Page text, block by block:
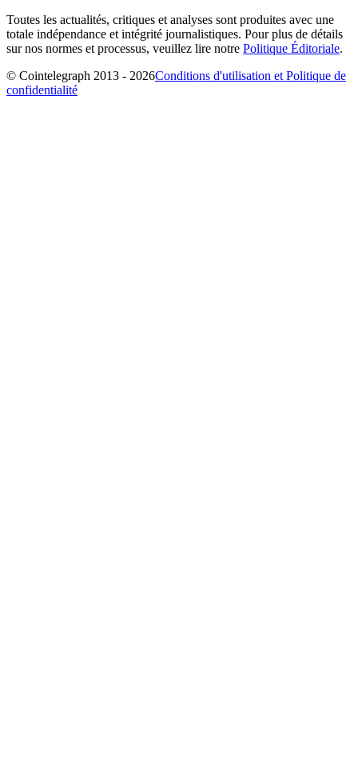
Toutes les actualités, critiques et analyses sont produites avec une
totale indépendance et intégrité journalistiques. Pour plus de détails
sur nos normes et processus, veuillez lire notre Politique Éditoriale.
© Cointelegraph 2013 - 2026Conditions d'utilisation et Politique de
confidentialité